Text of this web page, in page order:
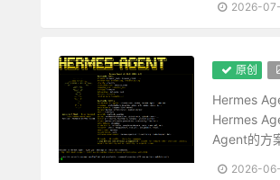
宁守浑噩而黜聪明，留些正气还
教弟子如养闺女，最要严出入、谨
欲路上事，毋乐其便而姑为染指，
念头浓者，自待厚，待人亦厚，处
彼富我仁，彼爵我义，君子固不为
立身不高一步立，如尘里振衣，
学者要收拾精神，并归一路。如修
2026-
原创
Hermes
Hermes
Agent的方
2026-